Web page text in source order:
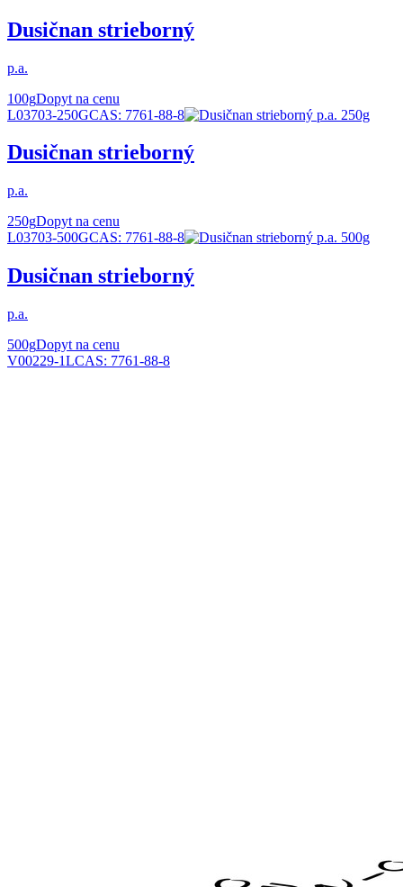
Dusičnan strieborný
p.a.
100gDopyt na cenu
L03703-250GCAS: 7761-88-8
Dusičnan strieborný
p.a.
250gDopyt na cenu
L03703-500GCAS: 7761-88-8
Dusičnan strieborný
p.a.
500gDopyt na cenu
V00229-1LCAS: 7761-88-8